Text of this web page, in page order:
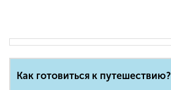
Как готовиться к путешествию?